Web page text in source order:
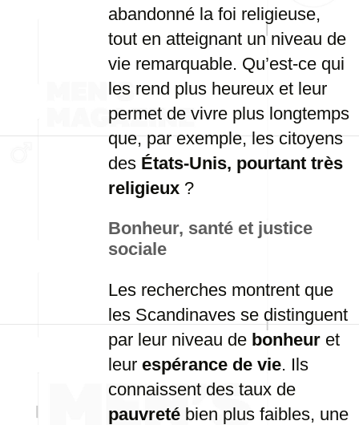
abandonné la foi religieuse,
tout en atteignant un niveau de
vie remarquable. Qu’est-ce qui
les rend plus heureux et leur
permet de vivre plus longtemps
que, par exemple, les citoyens
des États-Unis, pourtant très
religieux ?
Bonheur, santé et justice
sociale
Les recherches montrent que
les Scandinaves se distinguent
par leur niveau de bonheur et
leur espérance de vie. Ils
connaissent des taux de
pauvreté bien plus faibles, une